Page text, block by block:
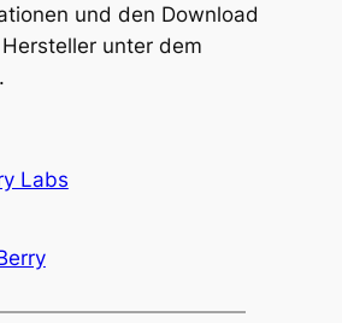
und den Download
unter dem
Labs